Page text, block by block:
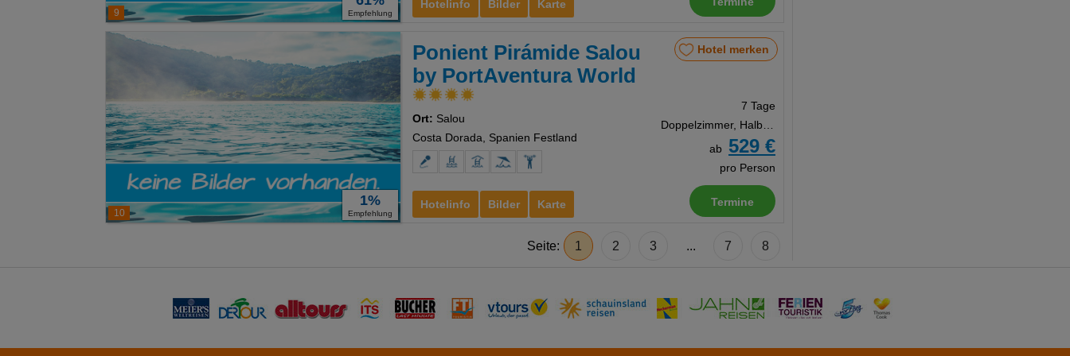
9 Empfehlung
Hotelinfo Bilder Karte
10
1%
Empfehlung
Hotelinfo Bilder Karte
Ponient Pirámide Salou
by PortAventura World
Ort: Salou
Costa Dorada, Spanien Festland
Hotel merken
7 Tage
Doppelzimmer, Halbpension
ab
529 €
pro Person
Termine
Seite: 1 2 3 ... 7 8